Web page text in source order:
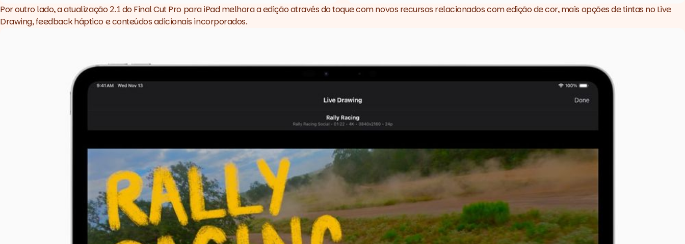
Por outro lado, a atualização 2.1 do Final Cut Pro para iPad melhora a edição através do toque com novos recursos relacionados com edição de cor, mais opções de tintas noLive
Drawing,feedbackháptico e conteúdos adicionais incorporados.